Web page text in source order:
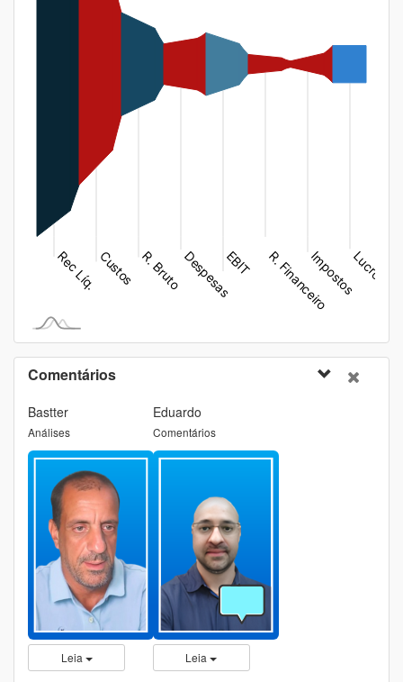
Comentários
Bastter
Análises
Leia
Eduardo
Comentários
Leia